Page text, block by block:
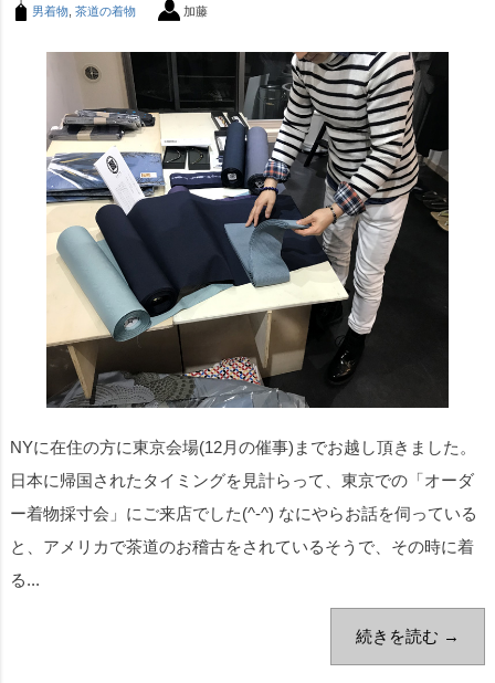
男着物, 茶道の着物 加藤
NYに在住の方に東京会場(12月の催事)までお越し頂きました。
日本に帰国されたタイミングを見計らって、東京での「オーダ
ー着物採寸会」にご来店でした(^-^) なにやらお話を伺っている
と、アメリカで茶道のお稽古をされているそうで、その時に着
る...
続きを読む →